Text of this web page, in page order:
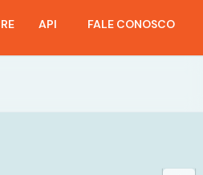
API FALE CONOSCO